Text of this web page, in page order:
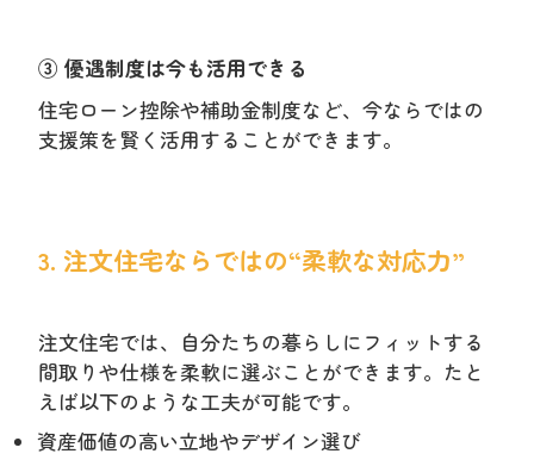
③ 優遇制度は今も活用できる
住宅ローン控除や補助金制度など、今ならではの
支援策を賢く活用することができます。
3. 注文住宅ならではの“柔軟な対応力”
注文住宅では、自分たちの暮らしにフィットする
間取りや仕様を柔軟に選ぶことができます。たと
えば以下のような工夫が可能です。
資産価値の高い立地やデザイン選び